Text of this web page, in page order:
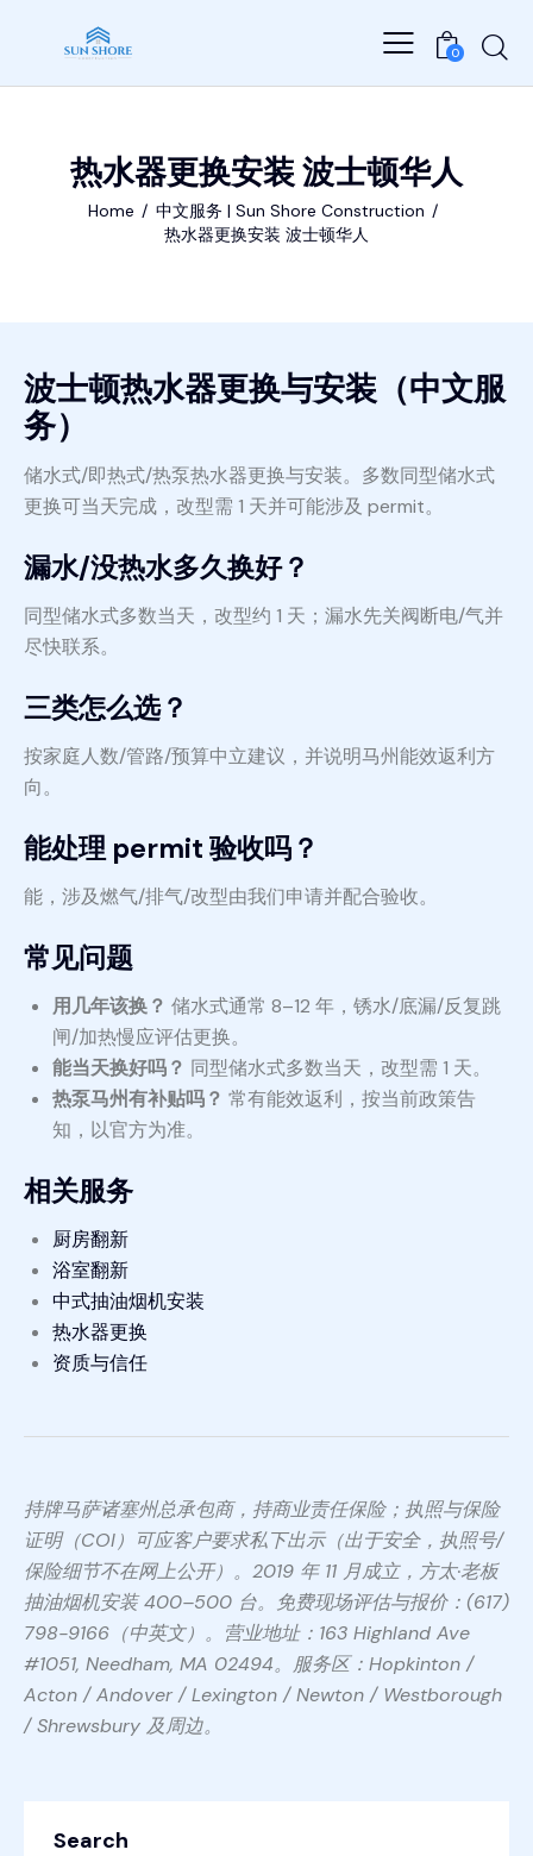
0
热水器更换安装 波士顿华人
Home
中文服务 | Sun Shore Construction
热水器更换安装 波士顿华人
波士顿热水器更换与安装（中文服
务）
储水式/即热式/热泵热水器更换与安装。多数同型储水式
更换可当天完成，改型需 1 天并可能涉及 permit。
漏水/没热水多久换好？
同型储水式多数当天，改型约 1 天；漏水先关阀断电/气并
尽快联系。
三类怎么选？
按家庭人数/管路/预算中立建议，并说明马州能效返利方
向。
能处理 permit 验收吗？
能，涉及燃气/排气/改型由我们申请并配合验收。
常见问题
用几年该换？ 储水式通常 8–12 年，锈水/底漏/反复跳
闸/加热慢应评估更换。
能当天换好吗？ 同型储水式多数当天，改型需 1 天。
热泵马州有补贴吗？ 常有能效返利，按当前政策告
知，以官方为准。
相关服务
厨房翻新
浴室翻新
中式抽油烟机安装
热水器更换
资质与信任
持牌马萨诸塞州总承包商，持商业责任保险；执照与保险
证明（COI）可应客户要求私下出示（出于安全，执照号/
保险细节不在网上公开）。2019 年 11 月成立，方太·老板
抽油烟机安装 400–500 台。免费现场评估与报价：(617)
798-9166（中英文）。营业地址：163 Highland Ave
#1051, Needham, MA 02494。服务区：Hopkinton /
Acton / Andover / Lexington / Newton / Westborough
/ Shrewsbury 及周边。
Search